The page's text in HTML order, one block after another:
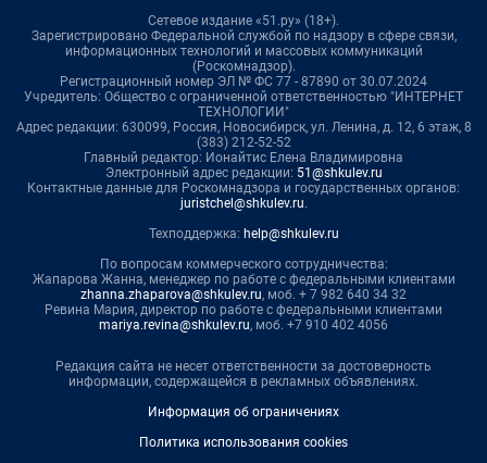
Сетевое издание «51.ру» (18+).
Зарегистрировано Федеральной службой по надзору в сфере связи,
информационных технологий и массовых коммуникаций
(Роскомнадзор).
Регистрационный номер ЭЛ № ФС 77 - 87890 от 30.07.2024
Учредитель: Общество с ограниченной ответственностью "ИНТЕРНЕТ
ТЕХНОЛОГИИ"
Адрес редакции: 630099, Россия, Новосибирск, ул. Ленина, д. 12, 6 этаж, 8
(383) 212-52-52
Главный редактор: Ионайтис Елена Владимировна
Электронный адрес редакции: 51@shkulev.ru
Контактные данные для Роскомнадзора и государственных органов:
juristchel@shkulev.ru.
Техподдержка: help@shkulev.ru
По вопросам коммерческого сотрудничества:
Жапарова Жанна, менеджер по работе с федеральными клиентами
zhanna.zhaparova@shkulev.ru, моб. + 7 982 640 34 32
Ревина Мария, директор по работе с федеральными клиентами
mariya.revina@shkulev.ru, моб. +7 910 402 4056
Редакция сайта не несет ответственности за достоверность
информации, содержащейся в рекламных объявлениях.
Информация об ограничениях
Политика использования cookies